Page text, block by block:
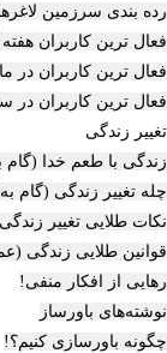
رده بندی سرزمین
فعال ترین کاربران
فعال ترین کاربران در
فعال ترین کاربران در
تغییر زندگی
زندگی با طعم خدا (گام
چله تغییر زندگی (گام
نکات طلایی تغییر زندگی
قوانین طلایی زندگی
رهایی از افکار منفی!
نوشته‌های باورساز
چگونه باورسازی کنیم؟!